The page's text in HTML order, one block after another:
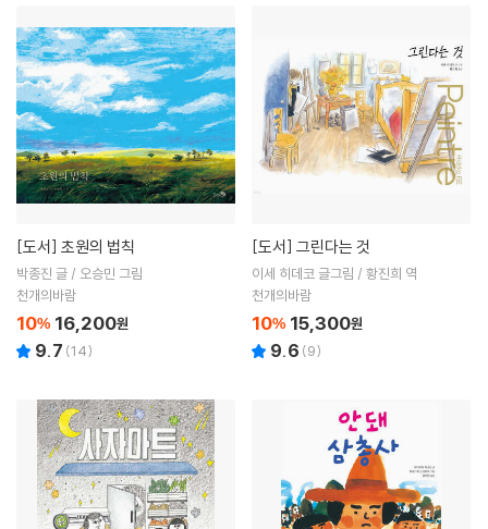
[도서] 초원의 법칙
박종진 글 / 오승민 그림
천개의바람
10% 16,200원
9.7 (14)
[도서] 그린다는 것
이세 히데코 글그림 / 황진희 역
천개의바람
10% 15,300원
9.6 (9)